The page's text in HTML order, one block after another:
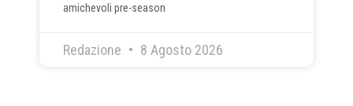
amichevoli pre-season
Redazione 8 Agosto 2026